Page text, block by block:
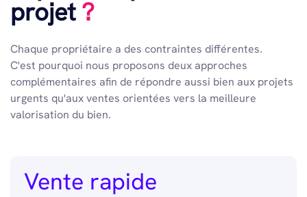
projet?
Chaque propriétaire a des contraintes différentes.
C'est pourquoi nous proposons deux approches
complémentaires afin de répondre aussi bien aux projets
urgents qu'aux ventes orientées vers la meilleure
valorisation du bien.
Vente rapide